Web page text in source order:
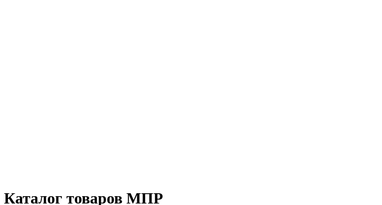
Каталог товаров МПР